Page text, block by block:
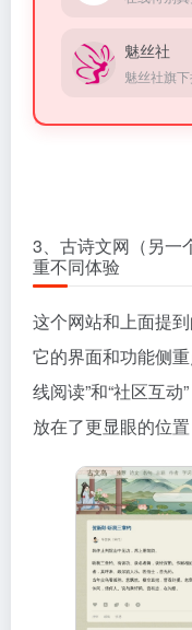
魅丝社
3、古诗文网（另一
重不同体验
这个网站和上面提
它的界面和功能侧
线阅读”和“社区互动
放在了更显眼的位